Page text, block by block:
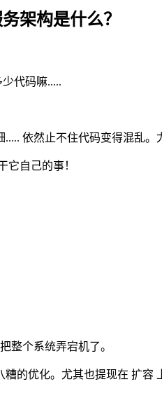
架构是什么？
代码嘛.....
依然止不住代码变得混乱。
自己的事！
整个系统弄宕机了。
的优化。尤其也提现在 扩